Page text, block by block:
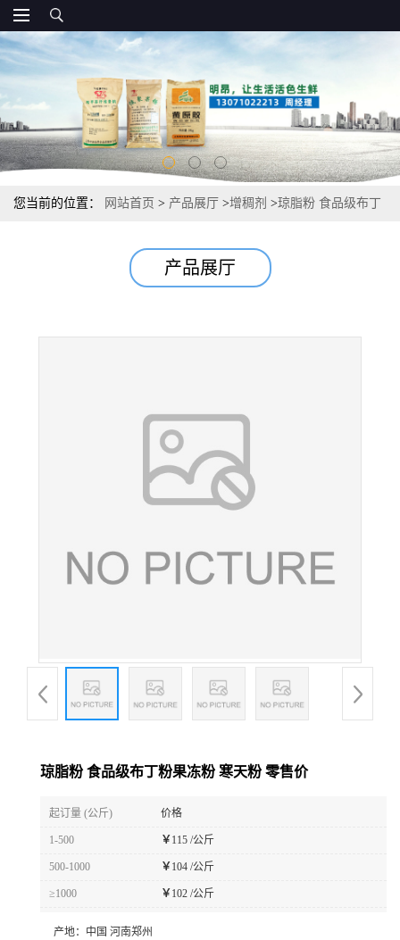
您当前的位置： 网站首页 > 产品展厅 >增稠剂 >琼脂粉 食品级布丁
产品展厅
琼脂粉 食品级布丁粉果冻粉 寒天粉 零售价
起订量 (公斤) 价格
1-500 ￥ 115 /公斤
500-1000 ￥ 104 /公斤
≥1000 ￥ 102 /公斤
产地： 中国 河南郑州